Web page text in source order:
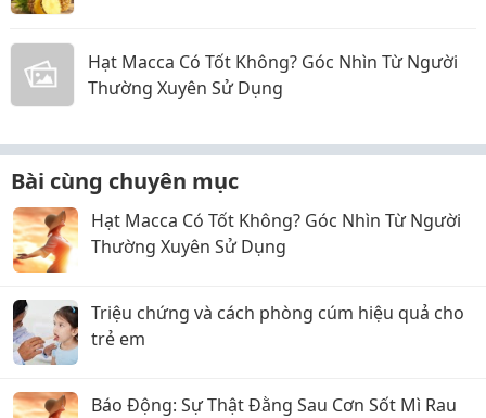
Hạt Macca Có Tốt Không? Góc Nhìn Từ Người
Thường Xuyên Sử Dụng
Bài cùng chuyên mục
Hạt Macca Có Tốt Không? Góc Nhìn Từ Người
Thường Xuyên Sử Dụng
Triệu chứng và cách phòng cúm hiệu quả cho
trẻ em
Báo Động: Sự Thật Đằng Sau Cơn Sốt Mì Rau